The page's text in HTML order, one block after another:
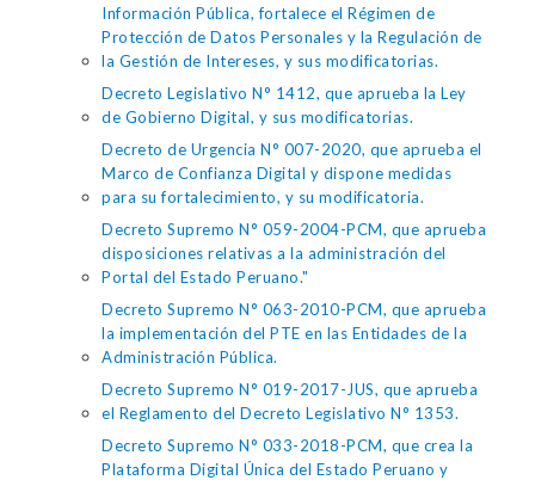
Información Pública, fortalece el Régimen de
Protección de Datos Personales y la Regulación de
la Gestión de Intereses, y sus modificatorias.
Decreto Legislativo N° 1412, que aprueba la Ley
de Gobierno Digital, y sus modificatorias.
Decreto de Urgencia N° 007-2020, que aprueba el
Marco de Confianza Digital y dispone medidas
para su fortalecimiento, y su modificatoria.
Decreto Supremo N° 059-2004-PCM, que aprueba
disposiciones relativas a la administración del
Portal del Estado Peruano."
Decreto Supremo N° 063-2010-PCM, que aprueba
la implementación del PTE en las Entidades de la
Administración Pública.
Decreto Supremo N° 019-2017-JUS, que aprueba
el Reglamento del Decreto Legislativo N° 1353.
Decreto Supremo N° 033-2018-PCM, que crea la
Plataforma Digital Única del Estado Peruano y